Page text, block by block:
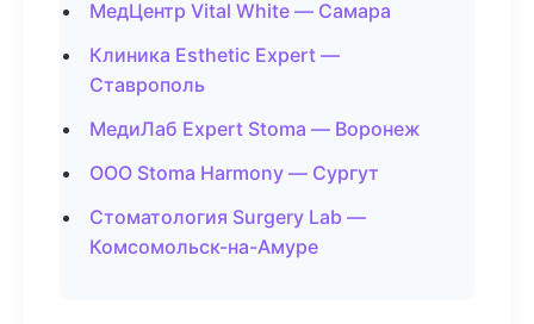
МедЦентр Vital White — Самара
Клиника Esthetic Expert —
Ставрополь
МедиЛаб Expert Stoma — Воронеж
ООО Stoma Harmony — Сургут
Стоматология Surgery Lab —
Комсомольск-на-Амуре